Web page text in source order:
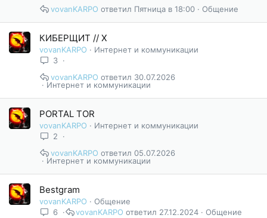
Общение
Пятница в 18:00
vovanKARPO
КИБЕРЩИТ // X
vovanKARPO
Интернет и коммуникации
3
Интернет и коммуникации
30.07.2026
vovanKARPO
PORTAL TOR
vovanKARPO
Интернет и коммуникации
2
Интернет и коммуникации
05.07.2026
vovanKARPO
Bestgram
vovanKARPO
Общение
6
Общение
27.12.2024
vovanKARPO